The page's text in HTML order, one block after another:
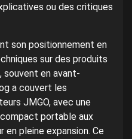
ou des critiques
son positionnement en
sur des produits
souvent en avant-
a couvert les
JMGO, avec une
portable aux
en pleine expansion. Ce